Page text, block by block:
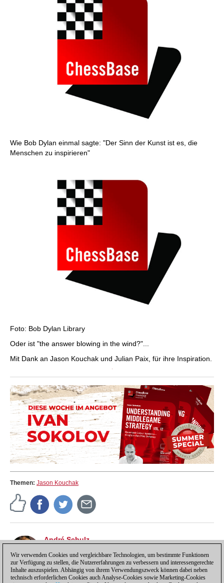
Wie Bob Dylan einmal sagte: "Der Sinn der Kunst ist es, die
Menschen zu inspirieren"
Foto: Bob Dylan Library
Oder ist "the answer blowing in the wind?"...
Mit Dank an Jason Kouchak und Julian Paix, für ihre Inspiration.
Themen: Jason Kouchak
André Schulz
der Redakteur der deutschsprachigen ChessBase
Schachnachrichten-Seite.
Wir verwenden Cookies und vergleichbare Technologien, um bestimmte Funktionen
zur Verfügung zu stellen, die Nutzererfahrungen zu verbessern und interessengerechte
Inhalte auszuspielen. Abhängig von ihrem Verwendungszweck können dabei neben
technisch erforderlichen Cookies auch Analyse-Cookies sowie Marketing-Cookies